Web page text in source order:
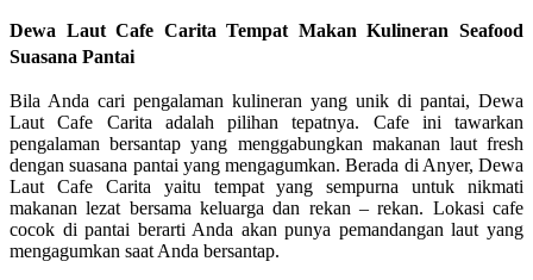
Dewa Laut Cafe Carita Tempat Makan Kulineran Seafood
Suasana Pantai
Bila Anda cari pengalaman kulineran yang unik di pantai, Dewa
Laut Cafe Carita adalah pilihan tepatnya. Cafe ini tawarkan
pengalaman bersantap yang menggabungkan makanan laut fresh
dengan suasana pantai yang mengagumkan. Berada di Anyer, Dewa
Laut Cafe Carita yaitu tempat yang sempurna untuk nikmati
makanan lezat bersama keluarga dan rekan – rekan. Lokasi cafe
cocok di pantai berarti Anda akan punya pemandangan laut yang
mengagumkan saat Anda bersantap.